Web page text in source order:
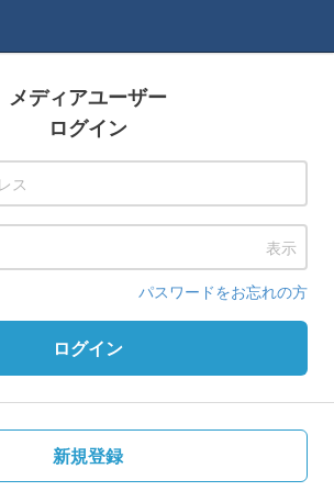
メディアユーザー
ログイン
表示
パスワードをお忘れの方
ログイン
新規登録